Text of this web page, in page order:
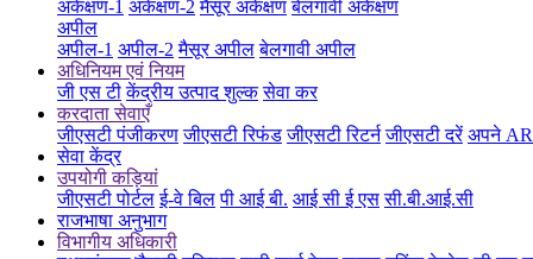
अंकेक्षण-1 अंकेक्षण-2 मैसूर अंकेक्षण बेलगावी अंकेक्षण
अपील
अपील-1 अपील-2 मैसूर अपील बेलगावी अपील
अधिनियम एवं नियम
जी एस टी केंद्रीय उत्पाद शुल्क सेवा कर
करदाता सेवाएँ
जीएसटी पंजीकरण जीएसटी रिफंड जीएसटी रिटर्न जीएसटी दरें अपने
सेवा केंद्र
उपयोगी कड़ियां
जीएसटी पोर्टल ई-वे बिल पी आई बी. आई सी ई एस सी.बी.आई.सी
राजभाषा अनुभाग
विभागीय अधिकारी